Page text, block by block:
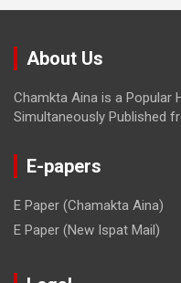
About Us
Chamkta Aina is a Popular
Simultaneously Published
E-papers
E Paper (Chamakta Aina)
E Paper (New Ispat Mail)